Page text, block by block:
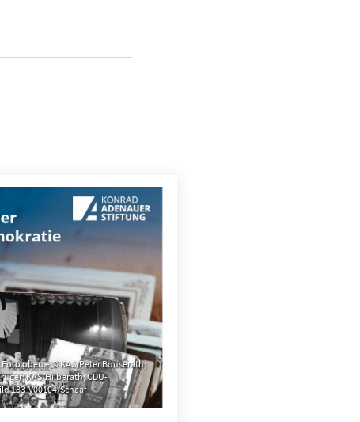
oben – © KAS/Peter Bouserath;
KAS/Hilberath; CDU-
183-V00104/Schaaf